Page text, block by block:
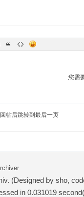
您需
回帖后跳转到最后一页
(Designed by sho,
in 0.031019